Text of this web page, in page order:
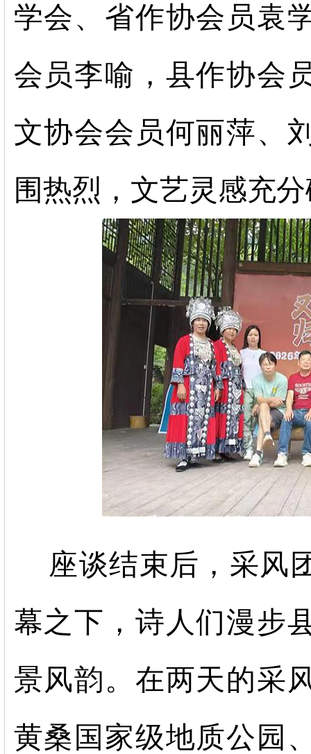
学会、省作协会员袁
会员李喻，县作协会
文协会会员何丽萍、
围热烈，文艺灵感充
座谈结束后，采风
幕之下，诗人们漫步
景风韵。在两天的采
黄桑国家级地质公园